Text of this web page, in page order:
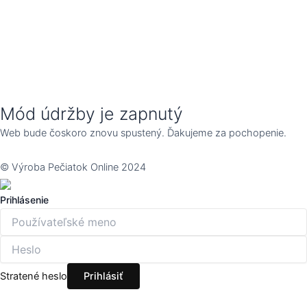
Mód údržby je zapnutý
Web bude čoskoro znovu spustený. Ďakujeme za pochopenie.
© Výroba Pečiatok Online 2024
Prihlásenie
Stratené heslo